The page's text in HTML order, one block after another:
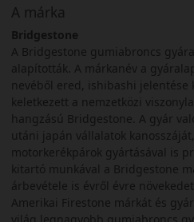
A márka
Bridgestone
A Bridgestone gumiabroncs
alapították. A márkanév a
nevéből ered, ishibashi jelentése
keletkezett a nemzetközi
hangzású Bridgestone. A gyár
utáni japán vállalatok
motorkerékpárok gyártásával is
kitartó munkával a Bridgestone
árbevétele is évről évre
Amerikai Firestone márkát és
világ legnagyobb gumiabroncs